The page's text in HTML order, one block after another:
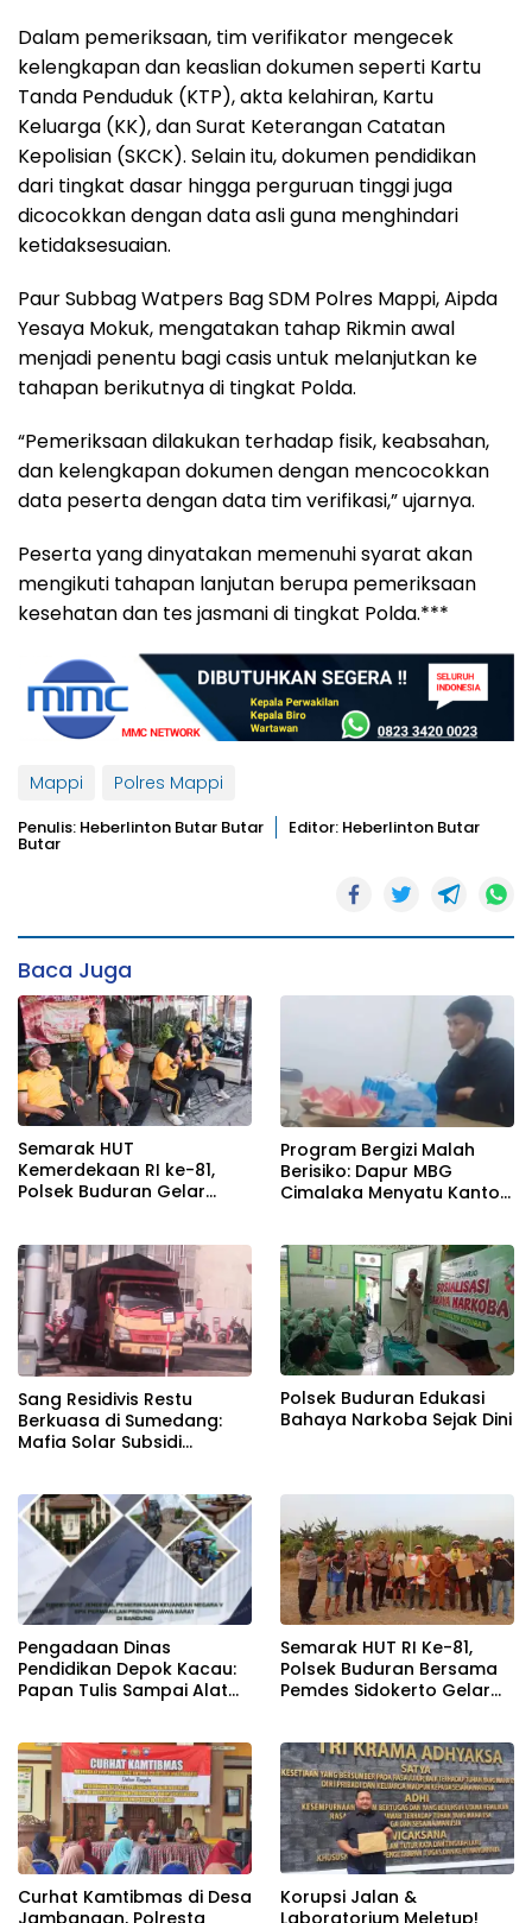
Dalam pemeriksaan, tim verifikator mengecek
kelengkapan dan keaslian dokumen seperti Kartu
Tanda Penduduk (KTP), akta kelahiran, Kartu
Keluarga (KK), dan Surat Keterangan Catatan
Kepolisian (SKCK). Selain itu, dokumen pendidikan
dari tingkat dasar hingga perguruan tinggi juga
dicocokkan dengan data asli guna menghindari
ketidaksesuaian.
Paur Subbag Watpers Bag SDM Polres Mappi, Aipda
Yesaya Mokuk, mengatakan tahap Rikmin awal
menjadi penentu bagi casis untuk melanjutkan ke
tahapan berikutnya di tingkat Polda.
“Pemeriksaan dilakukan terhadap fisik, keabsahan,
dan kelengkapan dokumen dengan mencocokkan
data peserta dengan data tim verifikasi,” ujarnya.
Peserta yang dinyatakan memenuhi syarat akan
mengikuti tahapan lanjutan berupa pemeriksaan
kesehatan dan tes jasmani di tingkat Polda.***
Mappi Polres Mappi
Penulis: Heberlinton Butar Butar Editor: Heberlinton Butar
Butar
Baca Juga
Semarak HUT
Kemerdekaan RI ke-81,
Polsek Buduran Gelar
Program Bergizi Malah
Berisiko: Dapur MBG
Cimalaka Menyatu Kantor
Sang Residivis Restu
Berkuasa di Sumedang:
Mafia Solar Subsidi
Bungkam
Polsek Buduran Edukasi
Bahaya Narkoba Sejak Dini
Pengadaan Dinas
Pendidikan Depok Kacau:
Papan Tulis Sampai Alat
Disembunyikan!
Semarak HUT RI Ke-81,
Polsek Buduran Bersama
Pemdes Sidokerto Gelar
Curhat Kamtibmas di Desa
Jambangan, Polresta
Korupsi Jalan &
Laboratorium Meletup!